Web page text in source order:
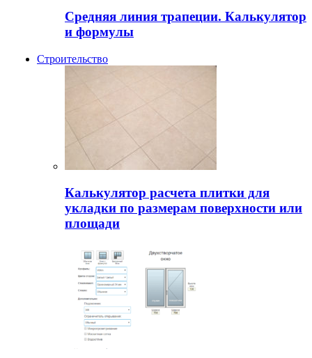
Средняя линия трапеции. Калькулятор
и формулы
Строительство
Калькулятор расчета плитки для
укладки по размерам поверхности или
площади